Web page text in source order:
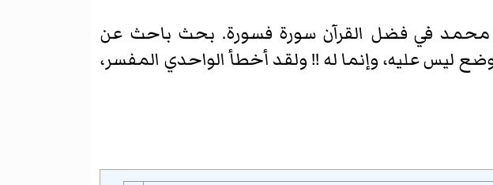
محمد في فضل القرآن سورة فسورة. بحث باحث عن
ليس عليه، وإنما له !! ولقد أخطأ الواحدي المفسر،